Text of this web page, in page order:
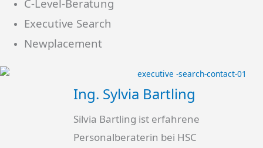
C-Level-Beratung
Executive Search
Newplacement
Ing. Sylvia Bartling
Silvia Bartling ist erfahrene
Personalberaterin bei HSC